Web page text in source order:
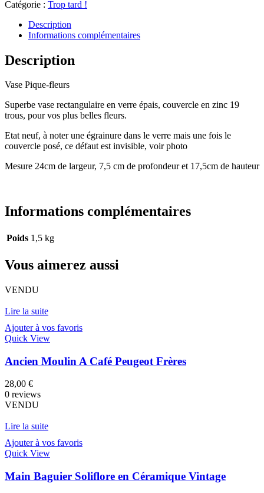
Catégorie : Trop tard !
Description
Informations complémentaires
Description
Vase Pique-fleurs
Superbe vase rectangulaire en verre épais, couvercle en zinc 19
trous, pour vos plus belles fleurs.
Etat neuf, à noter une égrainure dans le verre mais une fois le
couvercle posé, ce défaut est invisible, voir photo
Mesure 24cm de largeur, 7,5 cm de profondeur et 17,5cm de hauteur
Informations complémentaires
Poids 1,5 kg
Vous aimerez aussi
VENDU
Lire la suite
Ajouter à vos favoris
Quick View
Ancien Moulin A Café Peugeot Frères
28,00 €
0 reviews
VENDU
Lire la suite
Ajouter à vos favoris
Quick View
Main Baguier Soliflore en Céramique Vintage